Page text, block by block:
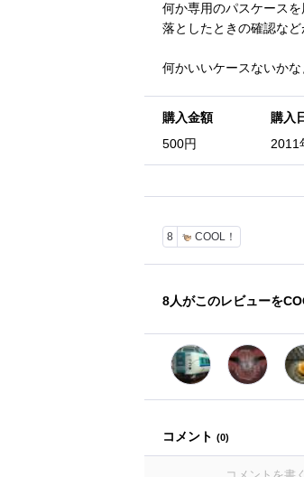
何か専用のパスケース
落としたときの確認など
何かいいケースないかな
購入金額
500円
購入
2011
8 COOL！
8人がこのレビューを
コメント (0)